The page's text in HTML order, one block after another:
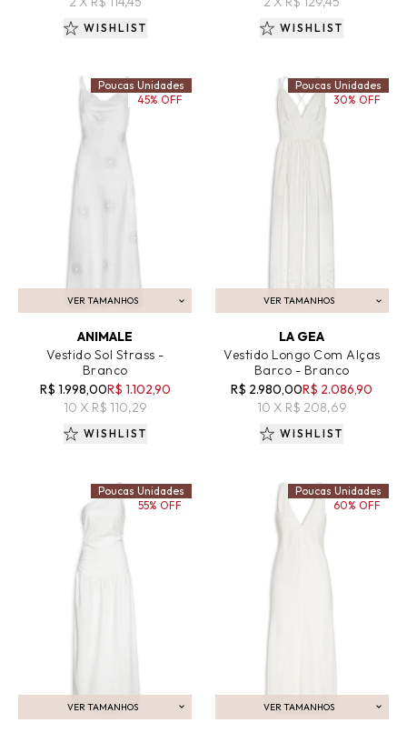
WISHLIST WISHLIST
VER TAMANHOS
ADICIONAR AO CARRINHO
ANIMALE
Vestido Sol Strass -
Branco
R$ 1.998,00R$ 1.102,90
10 X R$ 110,29
Poucas Unidades
45% OFF
WISHLIST
VER TAMANHOS
ADICIONAR AO CARRINHO
LA GEA
Vestido Longo Com Alças
Barco - Branco
R$ 2.980,00R$ 2.086,90
10 X R$ 208,69
Poucas Unidades
30% OFF
WISHLIST
VER TAMANHOS
ADICIONAR AO CARRINHO
Poucas Unidades
55% OFF
VER TAMANHOS
ADICIONAR AO CARRINHO
Poucas Unidades
60% OFF